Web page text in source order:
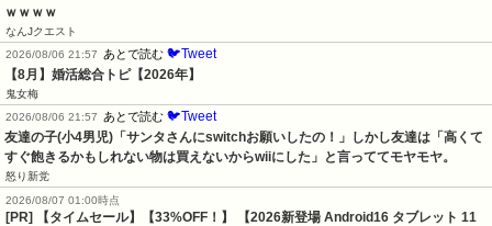
ｗｗｗｗ
なんJクエスト
2026/08/06 21:57
あとで読む 🐦Tweet
【8月】婚活総合トピ【2026年】
鬼女梅
2026/08/06 21:57
あとで読む 🐦Tweet
友達の子(小4男児)「サンタさんにswitchお願いしたの！」しかし友達は「高くて
すぐ飽きるかもしれない物は買えないからwiiにした」と言っててモヤモヤ。
怒り新党
2026/08/07 01:00時点
[PR] 【タイムセール】【33%OFF！】 【2026新登場 Android16 タブレット 11